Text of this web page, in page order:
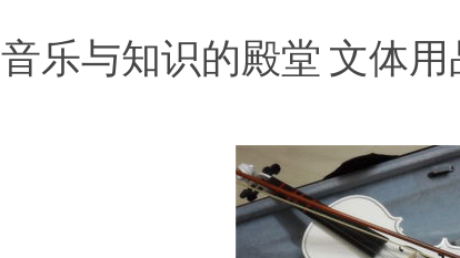
音乐与知识的殿堂 文体